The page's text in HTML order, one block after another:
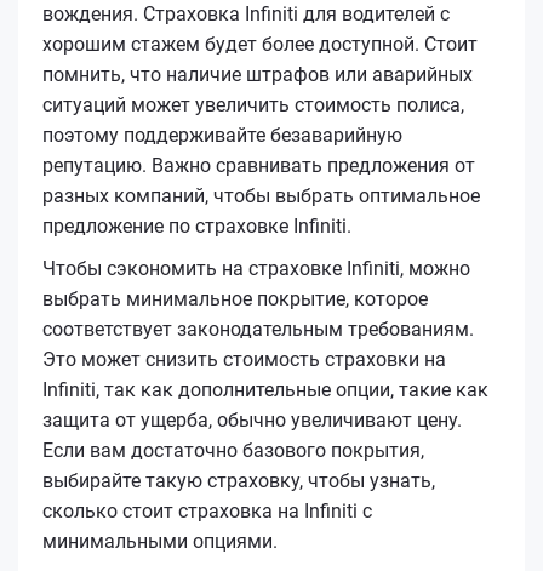
вождения. Страховка Infiniti для водителей с
хорошим стажем будет более доступной. Стоит
помнить, что наличие штрафов или аварийных
ситуаций может увеличить стоимость полиса,
поэтому поддерживайте безаварийную
репутацию. Важно сравнивать предложения от
разных компаний, чтобы выбрать оптимальное
предложение по страховке Infiniti.
Чтобы сэкономить на страховке Infiniti, можно
выбрать минимальное покрытие, которое
соответствует законодательным требованиям.
Это может снизить стоимость страховки на
Infiniti, так как дополнительные опции, такие как
защита от ущерба, обычно увеличивают цену.
Если вам достаточно базового покрытия,
выбирайте такую страховку, чтобы узнать,
сколько стоит страховка на Infiniti с
минимальными опциями.